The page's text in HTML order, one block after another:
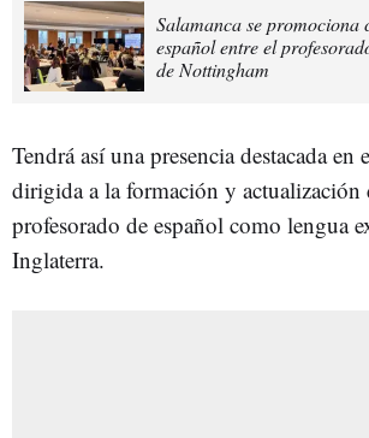
Salamanca se promociona
español entre el
de Nottingham
Tendrá así una presencia destacada en
dirigida a la formación y actualización
profesorado de español como lengua
Inglaterra.